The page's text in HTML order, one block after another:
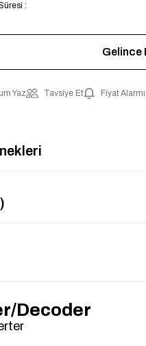
:
Gelince
Yaz Tavsiye Et Fiyat Alarmı
Decoder